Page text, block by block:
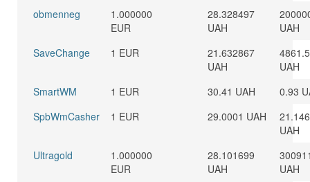
obmenneg
1.000000
EUR
28.328497
UAH
UAH
SaveChange
1 EUR
21.632867
UAH
UAH
SmartWM
1 EUR 30.41 UAH
0.93
SpbWmCasher
1 EUR 29.0001 UAH
UAH
Ultragold
1.000000
EUR
28.101699
UAH
UAH